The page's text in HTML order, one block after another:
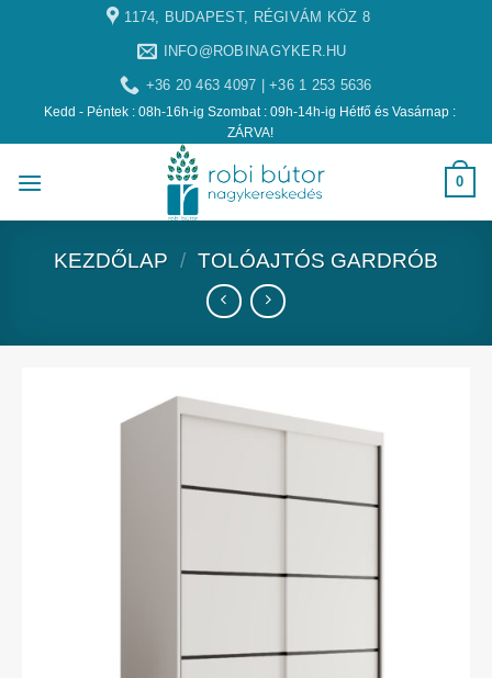
1174, BUDAPEST, RÉGIVÁM KÖZ 8
INFO@ROBINAGYKER.HU
+36 20 463 4097 | +36 1 253 5636
Kedd - Péntek : 08h-16h-ig Szombat : 09h-14h-ig Hétfő és Vasárnap :
ZÁRVA!
0
KEZDŐLAP / TOLÓAJTÓS GARDRÓB